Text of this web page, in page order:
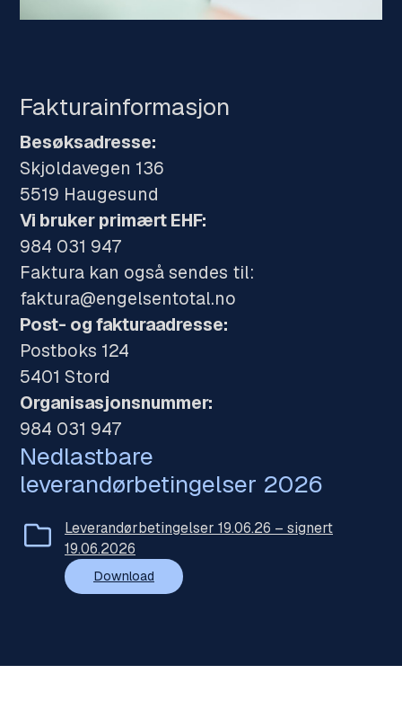
Fakturainformasjon
Besøksadresse:
Skjoldavegen 136
5519 Haugesund
Vi bruker primært EHF:
984 031 947
Faktura kan også sendes til:
faktura@engelsentotal.no
Post- og fakturaadresse:
Postboks 124
5401 Stord
Organisasjonsnummer:
984 031 947
Nedlastbare
leverandørbetingelser 2026
Leverandørbetingelser 19.06.26 – signert
19.06.2026
Download